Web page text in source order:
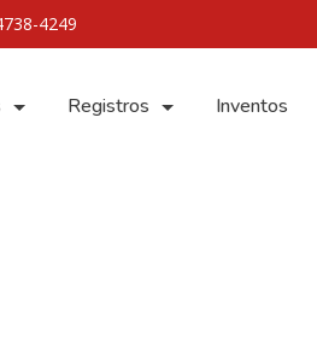
4249
Registros Inventos